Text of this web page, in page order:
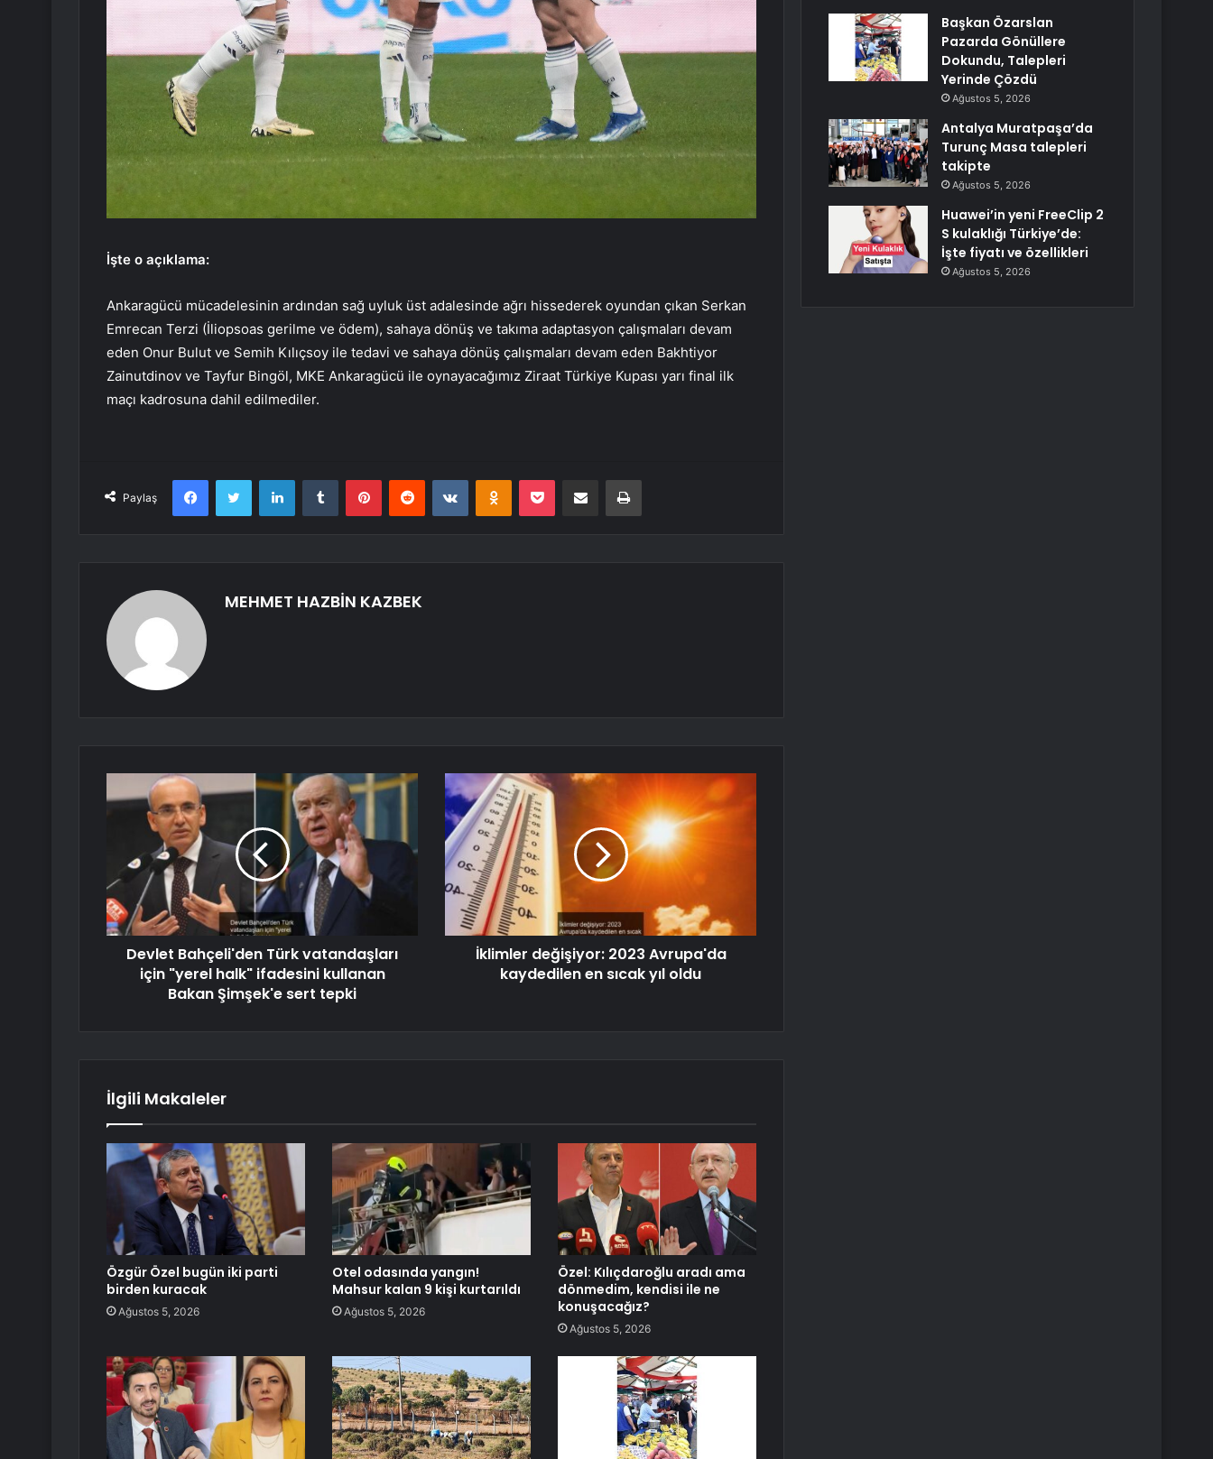
İşte o açıklama:
Ankaragücü mücadelesinin ardından sağ uyluk üst adalesinde ağrı hissederek oyundan çıkan Serkan
Emrecan Terzi (İliopsoas gerilme ve ödem), sahaya dönüş ve takıma adaptasyon çalışmaları devam
eden Onur Bulut ve Semih Kılıçsoy ile tedavi ve sahaya dönüş çalışmaları devam eden Bakhtiyor
Zainutdinov ve Tayfur Bingöl, MKE Ankaragücü ile oynayacağımız Ziraat Türkiye Kupası yarı final ilk
maçı kadrosuna dahil edilmediler.
Paylaş
FacebookTwitter LinkedInTumblr PinterestReddit VKontakteOdnoklassniki
Pocket E-Posta ile paylaş Yazdır
MEHMET HAZBİN KAZBEK
Devlet Bahçeli'den Türk vatandaşları
için "yerel halk" ifadesini kullanan
Bakan Şimşek'e sert tepki
İklimler değişiyor: 2023 Avrupa'da
kaydedilen en sıcak yıl oldu
İlgili Makaleler
Özgür Özel bugün iki parti
birden kuracak
Ağustos 5, 2026
Otel odasında yangın!
Mahsur kalan 9 kişi kurtarıldı
Ağustos 5, 2026
Özel: Kılıçdaroğlu aradı ama
dönmedim, kendisi ile ne
konuşacağız?
Ağustos 5, 2026
Başkan Özarslan
Pazarda Gönüllere
Dokundu, Talepleri
Yerinde Çözdü
Ağustos 5, 2026
Antalya Muratpaşa’da
Turunç Masa talepleri
takipte
Ağustos 5, 2026
Huawei’in yeni FreeClip 2
S kulaklığı Türkiye’de:
İşte fiyatı ve özellikleri
Ağustos 5, 2026